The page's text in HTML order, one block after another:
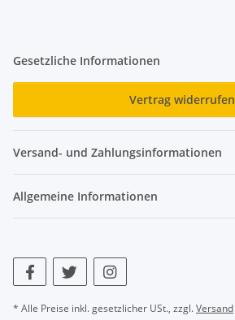
Gesetzliche Informationen
Vertrag widerrufen
Versand- und Zahlungsinformationen
Allgemeine Informationen
* Alle Preise inkl. gesetzlicher USt., zzgl.Versand